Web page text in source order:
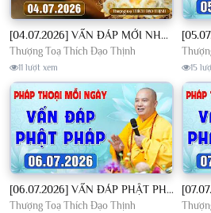
[04.07.2026] VẤN ĐÁP MỚI NHẤT - Pháp Hội Địa Tạng Chùa Khai Nguyên | TT. Thích Đạo Thịnh
Thượng Toạ Thích Đạo Thịnh
11 lượt xem 15
[06.07.2026] VẤN ĐÁP PHẬT PHÁP - Nghe Thầy giảng Pháp mỗi ngày CÔNG ĐỨC VÔ LƯỢNG│TT. Thích Đạo Thịnh
Thượng Toạ Thích Đạo Thịnh